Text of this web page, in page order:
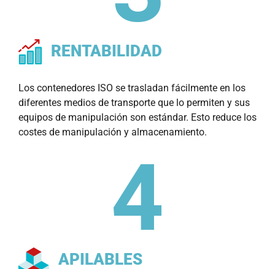
RENTABILIDAD
Los contenedores ISO se trasladan fácilmente en los
diferentes medios de transporte que lo permiten y sus
equipos de manipulación son estándar. Esto reduce los
costes de manipulación y almacenamiento.
APILABLES